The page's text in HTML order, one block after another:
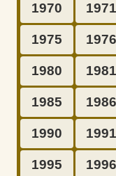
1970 1971
1975 1976
1980 1981
1985 1986
1990 1991
1995 1996